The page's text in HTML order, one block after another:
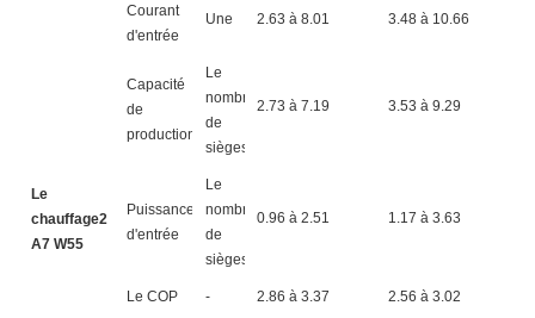
Courant
d'entrée
Une 2.63 à 8.01 3.48 à 10.66
Le
chauffage2
A7 W55
Capacité
de
production
Le
nombre
de
sièges
2.73 à 7.19 3.53 à 9.29
Puissance
d'entrée
Le
nombre
de
sièges
0.96 à 2.51 1.17 à 3.63
Le COP - 2.86 à 3.37 2.56 à 3.02